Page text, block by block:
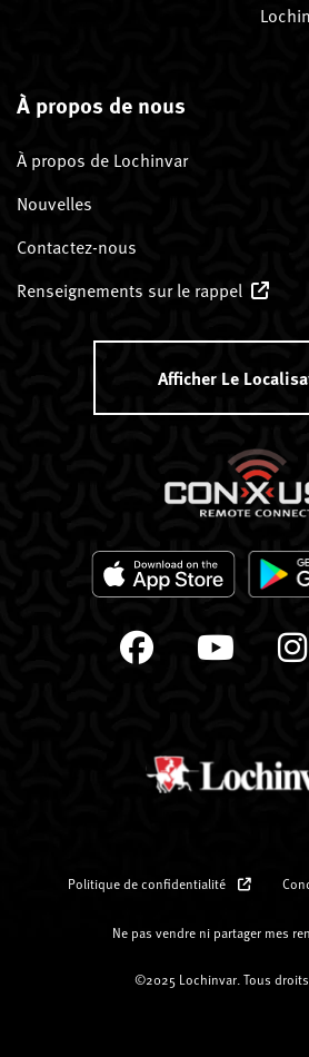
À propos de nous
À propos de Lochinvar
Nouvelles
Contactez-nous
Renseignements sur le rappel
Afficher Le
Politique de confidentialité
Ne pas vendre ni partager mes
©2025 Lochinvar. Tous